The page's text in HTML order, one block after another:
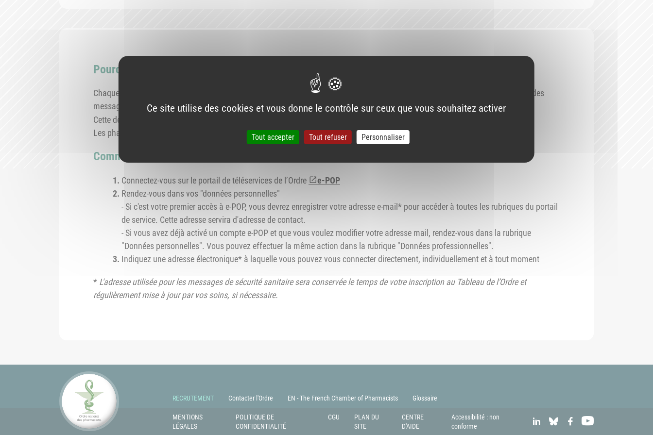
Pourquoi déclarer ses coordonnées électroniques ?
Chaque professionnel de santé doit communiquer à son Ordre son adresse électronique lors de son inscription pour être informé des
messages de sécurité émis par les autorités sanitaires dans des situations d’urgence.
Cette démarche est obligatoire (
Les pharmaciens sont tenus de transmettre une adresse et de la mettre à jour régulièrement.
Comment déclarer ses coordonnées électroniques ?
Connectez-vous sur le portail de téléservices de l’Ordre
e-POP
Rendez-vous dans vos "données personnelles"
- Si c'est votre premier accès à e-POP, vous devrez enregistrer votre adresse e-mail* pour accéder à toutes les rubriques du portail
de service. Cette adresse servira d'adresse de contact.
- Si vous avez déjà activé un compte e-POP et que vous voulez modifier votre adresse mail, rendez-vous dans la rubrique
"Données personnelles". Vous pouvez effectuer la même action dans la rubrique "Données professionnelles".
Indiquez une adresse électronique* à laquelle vous pouvez vous connecter directement, individuellement et à tout moment
* L'adresse utilisée pour les messages de sécurité sanitaire sera conservée le temps de votre inscription au Tableau de l’Ordre et
régulièrement mise à jour par vos soins, si nécessaire.
RECRUTEMENT Contacter l'Ordre EN - The French Chamber of Pharmacists Glossaire
MENTIONS
LÉGALES
POLITIQUE DE
CONFIDENTIALITÉ
CGU
PLAN DU
SITE
CENTRE
D'AIDE
Accessibilité : non
conforme
LINKEDIN
BLUESKYFACEBOOK
Ce site utilise des cookies et vous donne le contrôle sur ceux que vous souhaitez activer
Tout accepter Tout refuser Personnaliser